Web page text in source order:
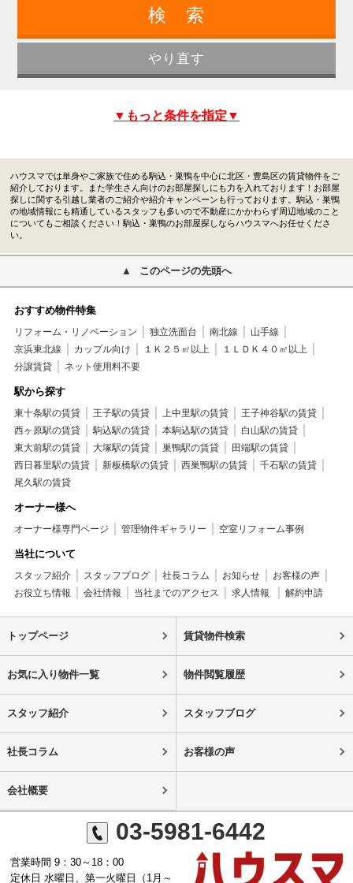
▼もっと条件を指定▼
ハウスマでは単身やご家族で住める駒込・巣鴨を中心に北区・豊島区の賃貸物件をご
紹介しております。また学生さん向けのお部屋探しにも力を入れております！お部屋
探しに関する引越し業者のご紹介や紹介キャンペーンも行っております。駒込・巣鴨
の地域情報にも精通しているスタッフも多いので不動産にかかわらず周辺地域のこと
についてもご相談ください！駒込・巣鴨のお部屋探しならハウスマへお任せくださ
い。
このページの先頭へ
おすすめ物件特集
リフォーム・リノベーション 独立洗面台 南北線
山手線
京浜東北線
カップル向け １Ｋ２５㎡以上
１ＬＤＫ４０㎡以上
分譲賃貸
ネット使用料不要
駅から探す
東十条駅の賃貸 王子駅の賃貸 上中里駅の賃貸
王子神谷駅の賃貸
西ヶ原駅の賃貸
駒込駅の賃貸 本駒込駅の賃貸
白山駅の賃貸
東大前駅の賃貸
大塚駅の賃貸 巣鴨駅の賃貸
田端駅の賃貸
西日暮里駅の賃貸
新板橋駅の賃貸 西巣鴨駅の賃貸
千石駅の賃貸
尾久駅の賃貸
オーナー様へ
オーナー様専門ページ 管理物件ギャラリー 空室リフォーム事例
当社について
スタッフ紹介 スタッフブログ 社長コラム お知らせ
お客様の声
お役立ち情報
会社情報 当社までのアクセス 求人情報 解約申請
トップページ 賃貸物件検索
お気に入り物件一覧 物件閲覧履歴
スタッフ紹介 スタッフブログ
社長コラム お客様の声
会社概要
03-5981-6442
営業時間 9：30～18：00
定休日 水曜日、第一火曜日（1月～